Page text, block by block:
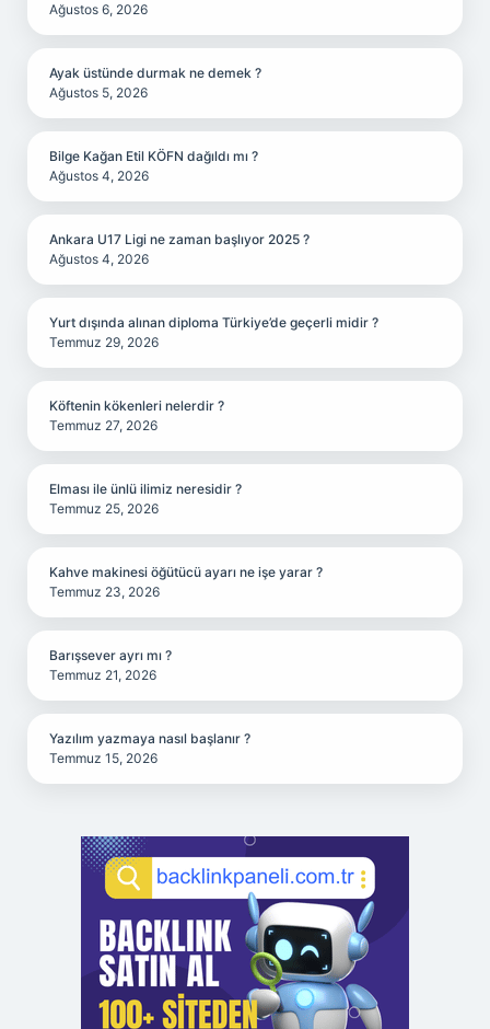
Ağustos 6, 2026
Ayak üstünde durmak ne demek ?
Ağustos 5, 2026
Bilge Kağan Etil KÖFN dağıldı mı ?
Ağustos 4, 2026
Ankara U17 Ligi ne zaman başlıyor 2025 ?
Ağustos 4, 2026
Yurt dışında alınan diploma Türkiye’de geçerli midir ?
Temmuz 29, 2026
Köftenin kökenleri nelerdir ?
Temmuz 27, 2026
Elması ile ünlü ilimiz neresidir ?
Temmuz 25, 2026
Kahve makinesi öğütücü ayarı ne işe yarar ?
Temmuz 23, 2026
Barışsever ayrı mı ?
Temmuz 21, 2026
Yazılım yazmaya nasıl başlanır ?
Temmuz 15, 2026